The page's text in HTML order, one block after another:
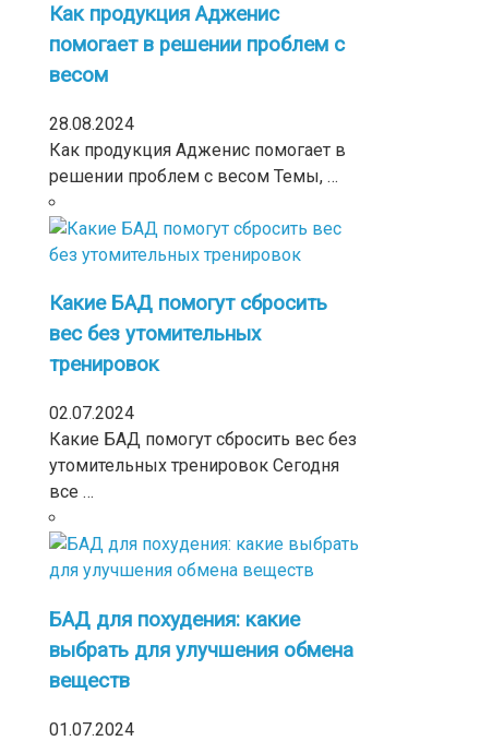
Как продукция Адженис
помогает в решении проблем с
весом
28.08.2024
Как продукция Адженис помогает в
решении проблем с весом Темы, …
Какие БАД помогут сбросить
вес без утомительных
тренировок
02.07.2024
Какие БАД помогут сбросить вес без
утомительных тренировок Сегодня
все …
БАД для похудения: какие
выбрать для улучшения обмена
веществ
01.07.2024